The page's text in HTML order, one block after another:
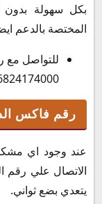
بكل سهولة بدون
المختصة بالدعم
للتواصل مع
رقم فاكس
عند وجود اي
الاتصال علي رقم
يتعدي بضع ثواني.